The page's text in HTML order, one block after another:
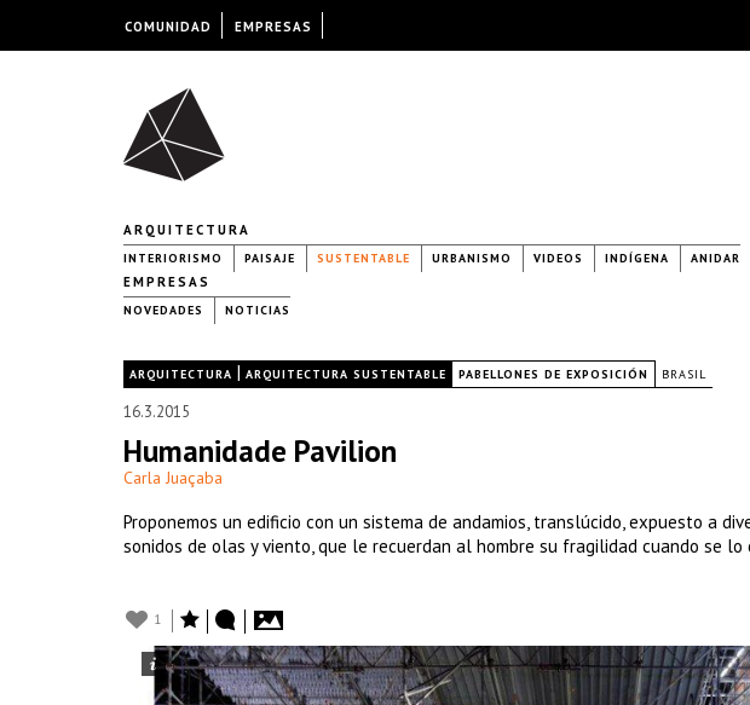
ARQUITECTURA
INTERIORISMO PAISAJE SUSTENTABLE URBANISMO VIDEOS INDÍGENA ANIDAR
EMPRESAS
NOVEDADES NOTICIAS
ARQUITECTURA | ARQUITECTURA SUSTENTABLE PABELLONES DE EXPOSICIÓN BRASIL
16.3.2015
Humanidade Pavilion
Carla Juaçaba
Proponemos un edificio con un sistema de andamios, translúcido, expuesto a
sonidos de olas y viento, que le recuerdan al hombre su fragilidad cuando se
1
COMUNIDAD EMPRESAS